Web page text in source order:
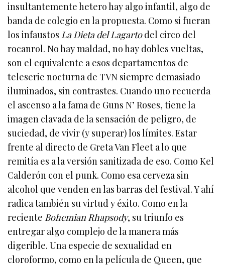
insultantemente hetero hay algo infantil, algo de
banda de colegio en la propuesta. Como si fueran
los infaustos La Dieta del Lagartodel circo del
rocanrol. No hay maldad, no hay dobles vueltas,
son el equivalente a esos departamentos de
teleserie nocturna de TVN siempre demasiado
iluminados, sin contrastes. Cuando uno recuerda
el ascenso a la fama de Guns N’ Roses, tiene la
imagen clavada de la sensación de peligro, de
suciedad, de vivir (y superar) los límites. Estar
frente al directo de Greta Van Fleet a lo que
remitía es a la versión sanitizada de eso. Como Kel
Calderón con el punk. Como esa cerveza sin
alcohol que venden en las barras del festival. Y ahí
radica también su virtud y éxito. Como en la
reciente Bohemian Rhapsody, su triunfo es
entregar algo complejo de la manera más
digerible. Una especie de sexualidad en
cloroformo, como en la película de Queen, que